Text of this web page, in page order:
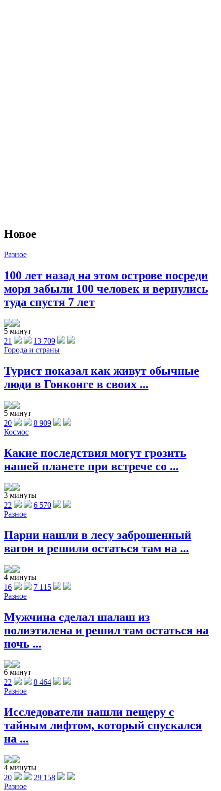
Новое
Разное
100 лет назад на этом острове посреди
моря забыли 100 человек и вернулись
туда спустя 7 лет
5 минут
21
13 709
Города и страны
Турист показал как живут обычные
люди в Гонконге в своих ...
5 минут
20
8 909
Космос
Какие последствия могут грозить
нашей планете при встрече со ...
3 минуты
22
6 570
Разное
Парни нашли в лесу заброшенный
вагон и решили остаться там на ...
4 минуты
16
7 115
Разное
Мужчина сделал шалаш из
полиэтилена и решил там остаться на
ночь ...
6 минут
22
8 464
Разное
Исследователи нашли пещеру с
тайным лифтом, который спускался
на ...
4 минуты
20
29 158
Разное